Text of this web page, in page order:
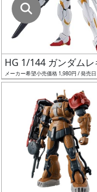
ク
ス
ア
HG 1/144 ガンダムレ
メーカー希望小売価格 1,980円 / 発売